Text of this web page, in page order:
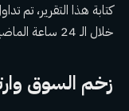
خلال الـ 24 ساعة الماضية.
زخم السوق